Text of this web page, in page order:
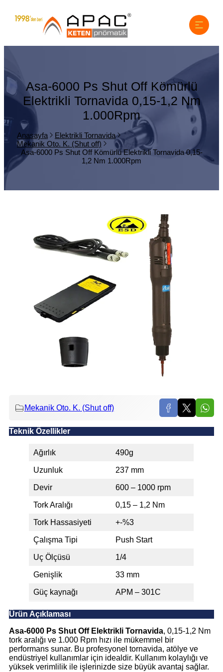
Asa-6000 Ps Shut Off Kömürlü
Elektrikli Tornavida 0,15-1,2 Nm
1.000Rpm
Anasayfa
Elektrikli Tornavida
Mekanik Oto. K. (Shut off)
Asa-6000 Ps Shut Off Kömürlü Elektrikli Tornavida 0,15-
1,2 Nm 1.000Rpm
Mekanik Oto. K. (Shut off)
Teknik Özellikler
Ağırlık 490g
Uzunluk 237 mm
Devir 600 – 1000 rpm
Tork Aralığı 0,15 – 1,2 Nm
Tork Hassasiyeti +-%3
Çalışma Tipi Push Start
Uç Ölçüsü 1/4
Genişlik 33 mm
Güç kaynağı APM – 301C
Ürün Açıklaması
Asa-6000 Ps Shut Off Elektrikli Tornavida, 0,15-1,2 Nm
tork aralığı ve 1.000 Rpm hızı ile mükemmel bir
performans sunar. Bu profesyonel tornavida, atölye ve
endüstriyel kullanımlar için idealdir. Kullanım kolaylığı ve
yüksek verimlilik ile işlerinizde size büyük avantaj sağlar.